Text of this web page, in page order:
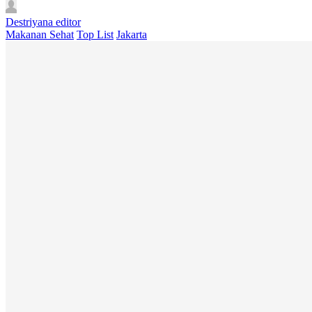
Destriyana editor
Makanan Sehat Top List Jakarta